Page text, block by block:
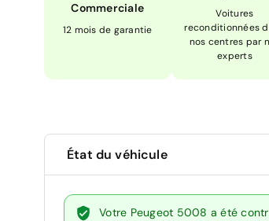
Commerciale
12 mois de garantie
Voitures
reconditionnées
nos centres par
experts
État du véhicule
Votre Peugeot 5008 a été